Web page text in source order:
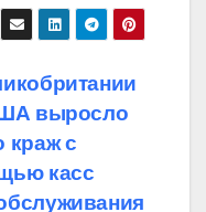
выросло
краж с
касс